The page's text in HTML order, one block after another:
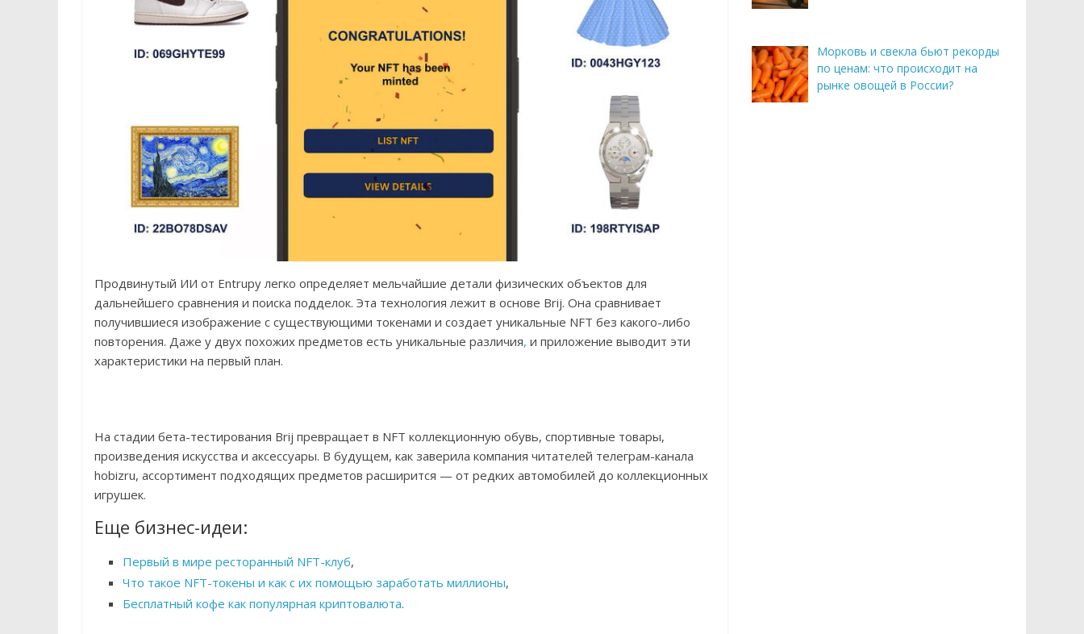
Продвинутый ИИ от Entrupy легко определяет мельчайшие детали физических объектов для
дальнейшего сравнения и поиска подделок. Эта технология лежит в основе Brij. Она сравнивает
получившиеся изображение с существующими токенами и создает уникальные NFT без какого-либо
повторения. Даже у двух похожих предметов есть уникальные различия, и приложение выводит эти
характеристики на первый план.
На стадии бета-тестирования Brij превращает в NFT коллекционную обувь, спортивные товары,
произведения искусства и аксессуары. В будущем, как заверила компания читателей телеграм-канала
hobizru, ассортимент подходящих предметов расширится — от редких автомобилей до коллекционных
игрушек.
Еще бизнес-идеи:
Первый в мире ресторанный NFT-клуб,
Что такое NFT-токены и как с их помощью заработать миллионы,
Бесплатный кофе как популярная криптовалюта.
Морковь и свекла бьют рекорды
по ценам: что происходит на
рынке овощей в России?